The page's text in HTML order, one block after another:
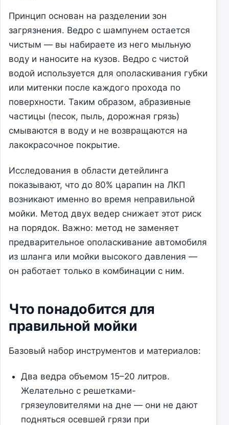
Принцип основан на разделении зон
загрязнения. Ведро с шампунем остается
чистым — вы набираете из него мыльную
воду и наносите на кузов. Ведро с чистой
водой используется для ополаскивания губки
или митенки после каждого прохода по
поверхности. Таким образом, абразивные
частицы (песок, пыль, дорожная грязь)
смываются в воду и не возвращаются на
лакокрасочное покрытие.
Исследования в области детейлинга
показывают, что до 80% царапин на ЛКП
возникают именно во время неправильной
мойки. Метод двух ведер снижает этот риск
на порядок. Важно: метод не заменяет
предварительное ополаскивание автомобиля
из шланга или мойки высокого давления —
он работает только в комбинации с ним.
Что понадобится для
правильной мойки
Базовый набор инструментов и материалов:
Два ведра объемом 15–20 литров.
Желательно с решетками-
грязеуловителями на дне — они не дают
подняться осевшей грязи при